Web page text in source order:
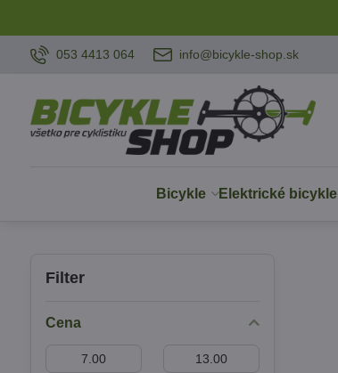
053 4413 064 info@bicykle-shop.sk
Bicykle Elektrické bicykle
Filter
Cena